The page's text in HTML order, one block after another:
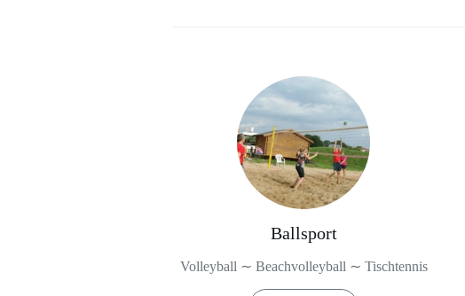
Ballsport
Volleyball ∼ Beachvolleyball ∼ Tischtennis